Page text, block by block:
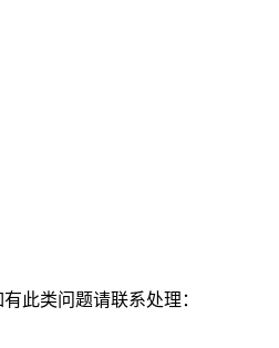
此类问题请联系处理：